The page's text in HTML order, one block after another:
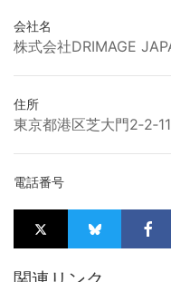
会社名
株式会社DRIMAGE
住所
東京都港区芝大門
電話番号